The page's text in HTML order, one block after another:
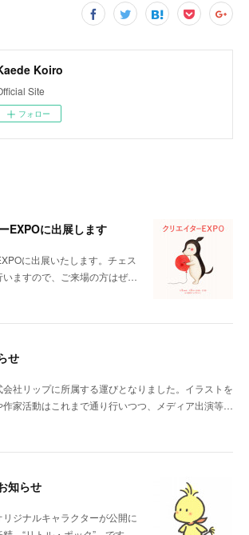
Koiro
Site
フォロー
EXPOに出展します
に出展いたします。チェス
いますので、ご来場の方はぜ…
せ
会社リップに所属する運びとなりました。イラストを
家活動はこれまで通り行いつつ、メディア出演等…
知らせ
ジナルキャラクターが公開に